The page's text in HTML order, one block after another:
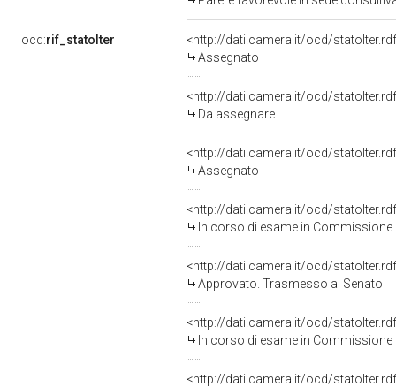
ocd:rif_statoIter
<http://dati.camera.it/ocd/
Assegnato
<http://dati.camera.it/ocd/
Da assegnare
<http://dati.camera.it/ocd/
Assegnato
<http://dati.camera.it/ocd/
In corso di esame in Commissione
<http://dati.camera.it/ocd/
Approvato. Trasmesso al Senato
<http://dati.camera.it/ocd/
In corso di esame in Commissione
<http://dati.camera.it/ocd/